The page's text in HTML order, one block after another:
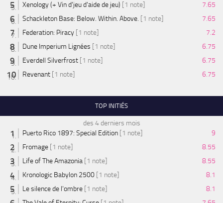
Xenology (+ Vin d'jeu d'aide de jeu) [1 note]
7.65
Schackleton Base: Below. Within. Above. [1 note]
7.65
Federation: Piracy [1 note]
7.2
Dune Imperium Lignées [1 note]
6.75
Everdell Silverfrost [1 note]
6.75
Revenant [1 note] 6.75
TOP INITIÉS
des 4 derniers mois
Puerto Rico 1897: Special Edition [1 note]
9
Fromage [1 note]
8.55
Life of The Amazonia [1 note]
8.55
Kronologic Babylon 2500 [1 note]
8.1
Le silence de l'ombre [1 note]
8.1